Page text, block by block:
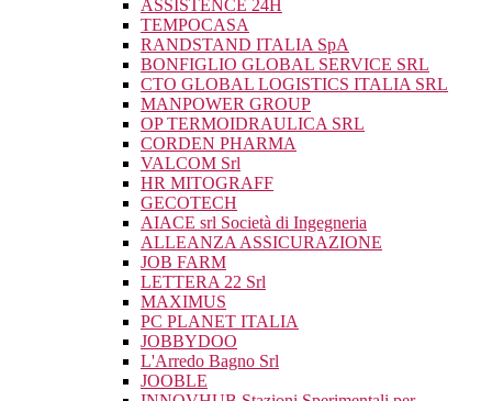
ASSISTENCE 24H
TEMPOCASA
RANDSTAND ITALIA SpA
BONFIGLIO GLOBAL SERVICE SRL
CTO GLOBAL LOGISTICS ITALIA SRL
MANPOWER GROUP
OP TERMOIDRAULICA SRL
CORDEN PHARMA
VALCOM Srl
HR MITOGRAFF
GECOTECH
AIACE srl Società di Ingegneria
ALLEANZA ASSICURAZIONE
JOB FARM
LETTERA 22 Srl
MAXIMUS
PC PLANET ITALIA
JOBBYDOO
L'Arredo Bagno Srl
JOOBLE